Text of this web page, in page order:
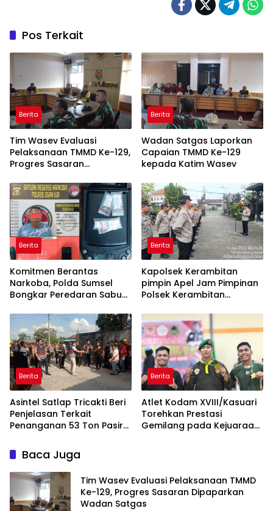
Pos Terkait
Berita
Tim Wasev Evaluasi
Pelaksanaan TMMD Ke-129,
Progres Sasaran
Berita
Wadan Satgas Laporkan
Capaian TMMD Ke-129
kepada Katim Wasev
Berita
Komitmen Berantas
Narkoba, Polda Sumsel
Bongkar Peredaran Sabu
Residivis
Berita
Kapolsek Kerambitan
pimpin Apel Jam Pimpinan
Polsek Kerambitan
selalu Siaga dan Tanggap
terhadap Perkembangan
Situasi
Berita
Asintel Satlap Tricakti Beri
Penjelasan Terkait
Penanganan 53 Ton Pasir
Berita
Atlet Kodam XVIII/Kasuari
Torehkan Prestasi
Gemilang pada Kejuaraan
Baca Juga
Tim Wasev Evaluasi Pelaksanaan TMMD
Ke-129, Progres Sasaran Dipaparkan
Wadan Satgas